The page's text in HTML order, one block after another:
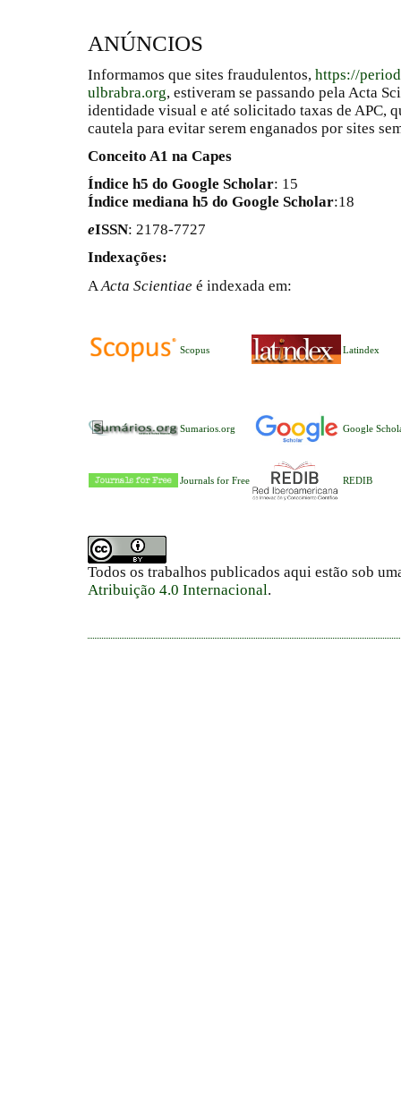
ANÚNCIOS
Informamos que sites fraudulentos, https://
ulbrabra.org, estiveram se passando pela Acta
identidade visual e até solicitado taxas de APC,
cautela para evitar serem enganados por sites
Conceito A1 na Capes
Índice h5 do Google Scholar: 15
Índice mediana h5 do Google Scholar:18
eISSN: 2178-7727
Indexações:
A Acta Scientiae é indexada em:
Scopus Latindex
Sumarios.org Google
Journals for Free REDIB
Todos os trabalhos publicados aqui estão sob
Atribuição 4.0 Internacional.